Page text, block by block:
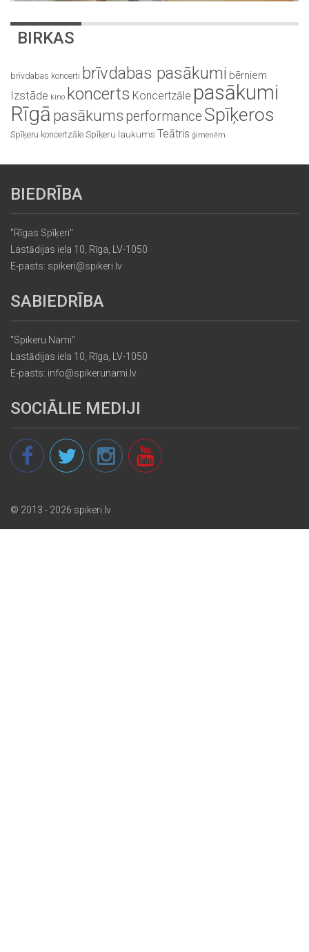
BIRKAS
brīvdabas koncerti brīvdabas pasākumi bērniem
Izstāde kino koncerts Koncertzāle pasākumi
Rīgā pasākums performance Spīķeros
Spīķeru koncertzāle Spīķeru laukums Teātris ģimenēm
BIEDRĪBA
"Rīgas Spīķeri"
Lastādijas iela 10, Rīga, LV-1050
E-pasts: spikeri@spikeri.lv
SABIEDRĪBA
"Spikeru Nami"
Lastādijas iela 10, Rīga, LV-1050
E-pasts: info@spikerunami.lv
SOCIĀLIE MEDIJI
© 2013 - 2026 spikeri.lv